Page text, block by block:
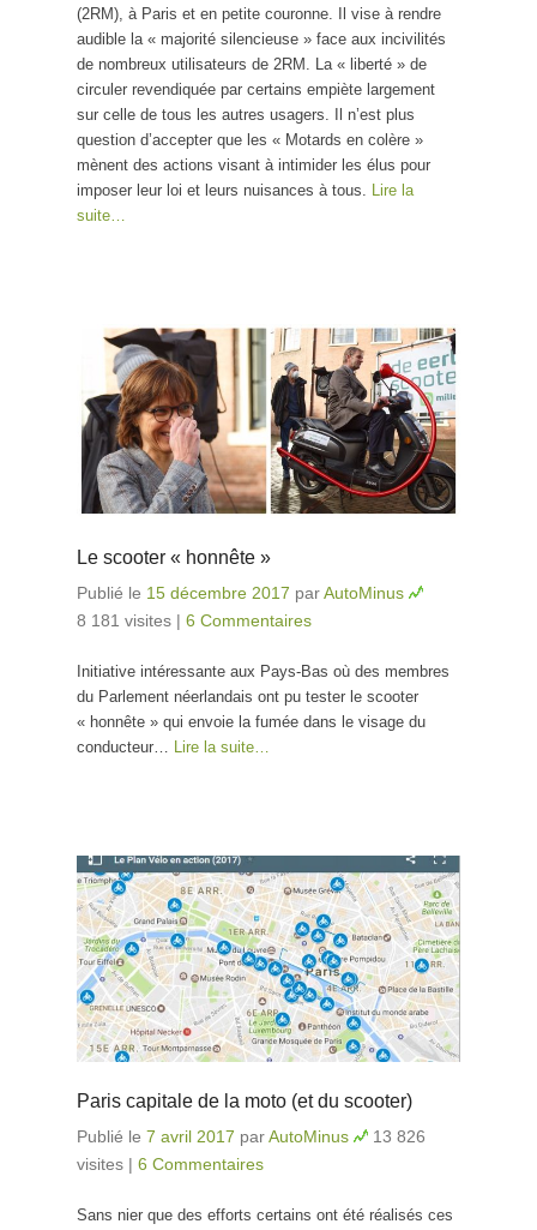
(2RM), à Paris et en petite couronne. Il vise à rendre
audible la « majorité silencieuse » face aux incivilités
de nombreux utilisateurs de 2RM. La « liberté » de
circuler revendiquée par certains empiète largement
sur celle de tous les autres usagers. Il n’est plus
question d’accepter que les « Motards en colère »
mènent des actions visant à intimider les élus pour
imposer leur loi et leurs nuisances à tous. Lire la
suite…
Le scooter « honnête »
Publié le 15 décembre 2017 parAutoMinus
8 181 visites | 6 Commentaires
Initiative intéressante aux Pays-Bas où des membres
du Parlement néerlandais ont pu tester le scooter
« honnête » qui envoie la fumée dans le visage du
conducteur… Lire la suite…
Paris capitale de la moto (et du scooter)
Publié le 7 avril 2017 parAutoMinus
13 826
visites | 6 Commentaires
Sans nier que des efforts certains ont été réalisés ces